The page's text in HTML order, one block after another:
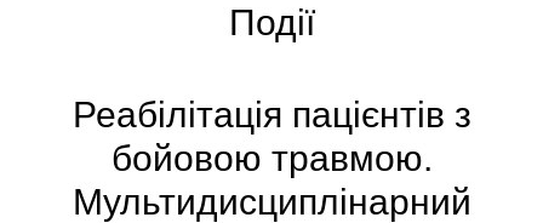
Події
Реабілітація пацієнтів з
бойовою травмою.
Мультидисциплінарний